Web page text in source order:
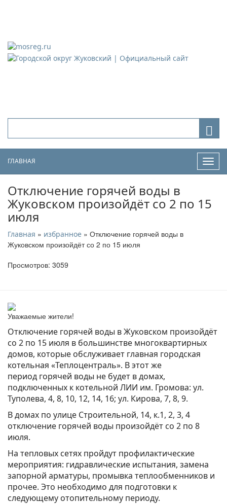
ГЛАВНАЯ
Отключение горячей воды в
Жуковском произойдёт со 2 по 15
июля
Главная » избранное » Отключение горячей воды в
Жуковском произойдёт со 2 по 15 июля
Просмотров: 3059
Уважаемые жители!
Отключение горячей воды в Жуковском произойдёт
со 2 по 15 июля в большинстве многоквартирных
домов, которые обслуживает главная городская
котельная «Теплоцентраль». В этот же
период горячей воды не будет в домах,
подключенных к котельной ЛИИ им. Громова: ул.
Туполева, 4, 8, 10, 12, 14, 16; ул. Кирова, 7, 8, 9.
В домах по улице Строительной, 14, к.1, 2, 3, 4
отключение горячей воды произойдёт со 2 по 8
июля.
На тепловых сетях пройдут профилактические
мероприятия: гидравлические испытания, замена
запорной арматуры, промывка теплообменников и
прочее. Это необходимо для подготовки к
следующему отопительному периоду.